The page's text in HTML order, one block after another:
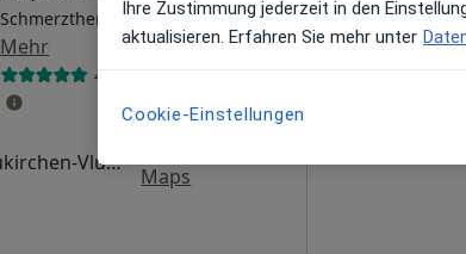
Schmerztherapeut, Osteopath·
Mehr
45 Bewertungen
Weserstr. 1a, Neukirchen-Vluyn •
Maps
Ihre Zustimmung jederzeit in den
aktualisieren. Erfahren Sie mehr unter
Cookie-Einstellungen